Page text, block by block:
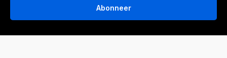
Abonneer